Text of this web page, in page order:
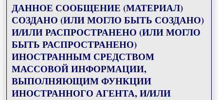
ДАННОЕ СООБЩЕНИЕ (МАТЕРИАЛ)
СОЗДАНО (ИЛИ МОГЛО БЫТЬ СОЗДАНО)
И/ИЛИ РАСПРОСТРАНЕНО (ИЛИ МОГЛО
БЫТЬ РАСПРОСТРАНЕНО)
ИНОСТРАННЫМ СРЕДСТВОМ
МАССОВОЙ ИНФОРМАЦИИ,
ВЫПОЛНЯЮЩИМ ФУНКЦИИ
ИНОСТРАННОГО АГЕНТА, И/ИЛИ